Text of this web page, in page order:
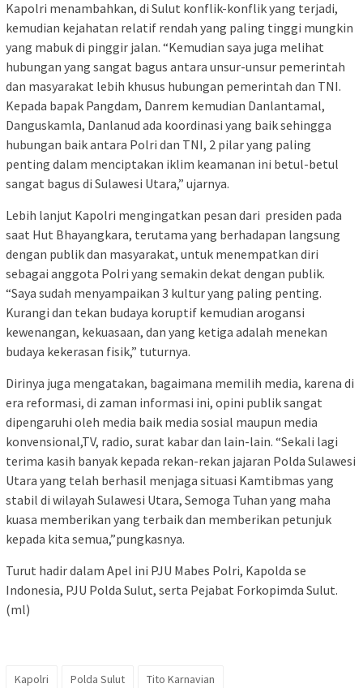
Kapolri menambahkan, di Sulut konflik-konflik yang terjadi,
kemudian kejahatan relatif rendah yang paling tinggi mungkin
yang mabuk di pinggir jalan. “Kemudian saya juga melihat
hubungan yang sangat bagus antara unsur-unsur pemerintah
dan masyarakat lebih khusus hubungan pemerintah dan TNI.
Kepada bapak Pangdam, Danrem kemudian Danlantamal,
Danguskamla, Danlanud ada koordinasi yang baik sehingga
hubungan baik antara Polri dan TNI, 2 pilar yang paling
penting dalam menciptakan iklim keamanan ini betul-betul
sangat bagus di Sulawesi Utara,” ujarnya.
Lebih lanjut Kapolri mengingatkan pesan dari presiden pada
saat Hut Bhayangkara, terutama yang berhadapan langsung
dengan publik dan masyarakat, untuk menempatkan diri
sebagai anggota Polri yang semakin dekat dengan publik.
“Saya sudah menyampaikan 3 kultur yang paling penting.
Kurangi dan tekan budaya koruptif kemudian arogansi
kewenangan, kekuasaan, dan yang ketiga adalah menekan
budaya kekerasan fisik,” tuturnya.
Dirinya juga mengatakan, bagaimana memilih media, karena di
era reformasi, di zaman informasi ini, opini publik sangat
dipengaruhi oleh media baik media sosial maupun media
konvensional,TV, radio, surat kabar dan lain-lain. “Sekali lagi
terima kasih banyak kepada rekan-rekan jajaran Polda Sulawesi
Utara yang telah berhasil menjaga situasi Kamtibmas yang
stabil di wilayah Sulawesi Utara, Semoga Tuhan yang maha
kuasa memberikan yang terbaik dan memberikan petunjuk
kepada kita semua,”pungkasnya.
Turut hadir dalam Apel ini PJU Mabes Polri, Kapolda se
Indonesia, PJU Polda Sulut, serta Pejabat Forkopimda Sulut.
(ml)
Kapolri Polda Sulut Tito Karnavian